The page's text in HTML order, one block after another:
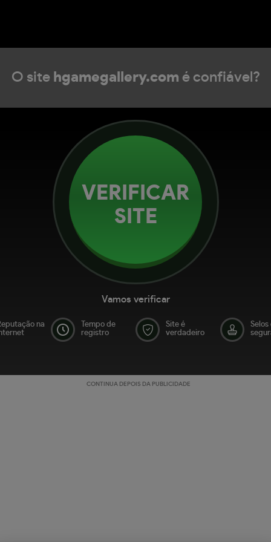
O site hgamegallery.com é confiável?
VERIFICAR
SITE
Vamos verificar
na
Tempo de
registro
Site é
verdadeiro
Selos
CONTINUA DEPOIS DA PUBLICIDADE